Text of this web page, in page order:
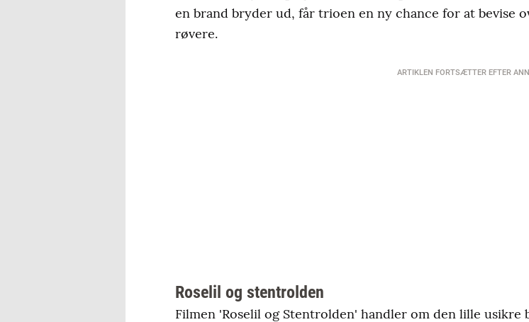
en brand bryder ud, får trioen en ny chance for at bevise
røvere.
ARTIKLEN FORTSÆTTER EFTER
Roselil og stentrolden
Filmen 'Roselil og Stentrolden' handler om den lille usikre